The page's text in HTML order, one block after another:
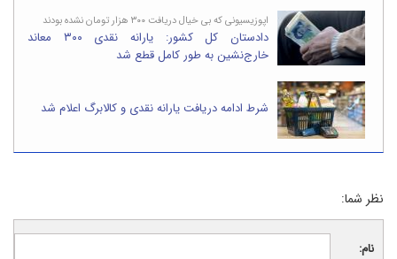
اپوزیسیونی که بی خیال دریافت ۳۰۰ هزار تومان نشده بودند
دادستان کل کشور: یارانه نقدی ۳۰۰ معاند
خارج‌نشین به طور کامل قطع شد
شرط ادامه دریافت یارانه نقدی و کالابرگ اعلام شد
نظر شما:
نام: